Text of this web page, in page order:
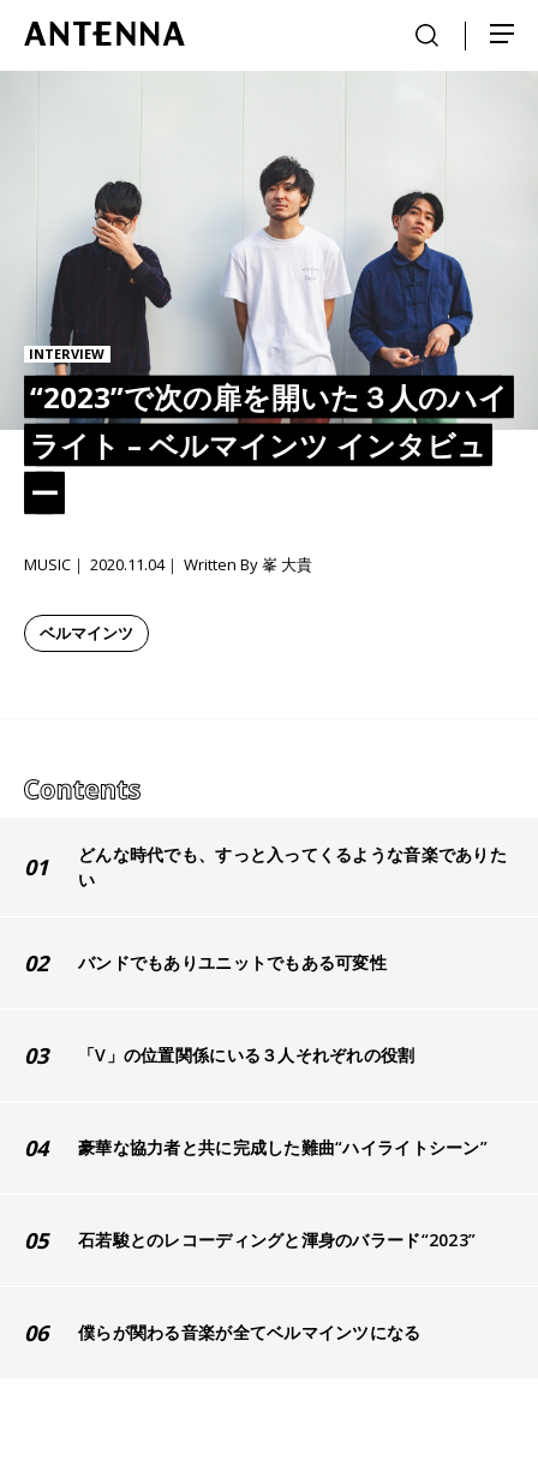
INTERVIEW
“2023”で次の扉を開いた３人のハイ
ライト – ベルマインツ インタビュ
ー
ベルマインツ
MUSIC 2020.11.04 Written By 峯 大貴
01
どんな時代でも、すっと入ってくるような音楽でありた
い
02 バンドでもありユニットでもある可変性
03 「V」の位置関係にいる３人それぞれの役割
04 豪華な協力者と共に完成した難曲“ハイライトシーン”
05 石若駿とのレコーディングと渾身のバラード“2023”
06 僕らが関わる音楽が全てベルマインツになる